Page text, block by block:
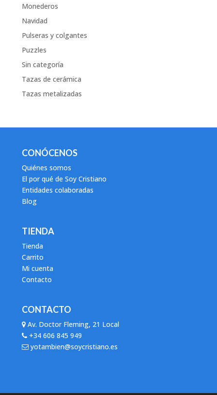
Monederos
Navidad
Pulseras y colgantes
Puzzles
Sin categoría
Tazas de cerámica
Tazas metalizadas
CONÓCENOS
Quiénes somos
El por qué de Soy Cristiano
Entidades colaboradas
Blog
TIENDA
Tienda
Carrito
Mi cuenta
Contacto
CONTACTO
Av. Doctor Fleming, 21 Local
+34 606 845 949
yotambien@soycristiano.es